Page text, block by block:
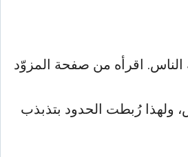
الناس. اقرأه من صفحة المزوّد
ولهذا رُبطت الحدود بتذبذب